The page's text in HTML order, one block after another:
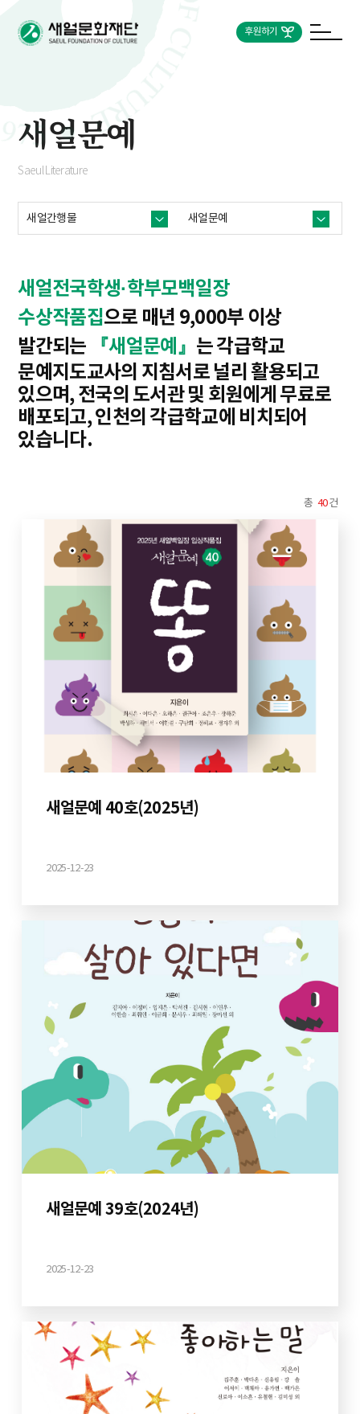
후원하기
새얼문예
Saeul Literature
새얼간행물 새얼문예
새얼전국학생·학부모백일장
수상작품집으로 매년 9,000부 이상
발간되는
『새얼문예』 는 각급학교
문예지도교사의 지침서로 널리 활용되고
있으며, 전국의 도서관 및 회원에게 무료로
배포되고, 인천의 각급학교에 비치되어
있습니다.
총 40건
새얼문예 40호(2025년)
2025-12-23
새얼문예 39호(2024년)
2025-12-23